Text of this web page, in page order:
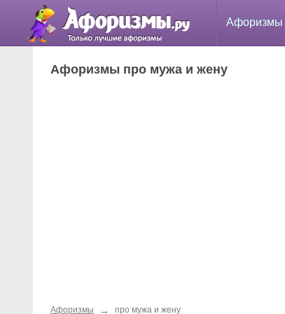
Афоризмы
Афоризмы про мужа и жену
Афоризмы → про мужа и жену